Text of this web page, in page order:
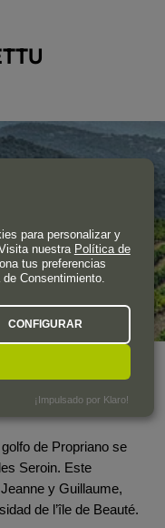
de Propriano se
Seroin. Este
y Guillaume,
de l’île de Beauté.
para personalizar y
nuestra Política de
tus preferencias
Consentimiento.
CONFIGURAR
¡Impulsado por Klaro!